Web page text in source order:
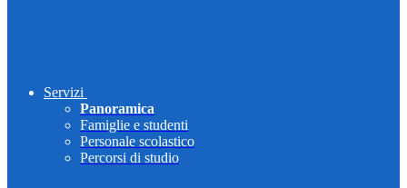
Servizi
Panoramica
Famiglie e studenti
Personale scolastico
Percorsi di studio